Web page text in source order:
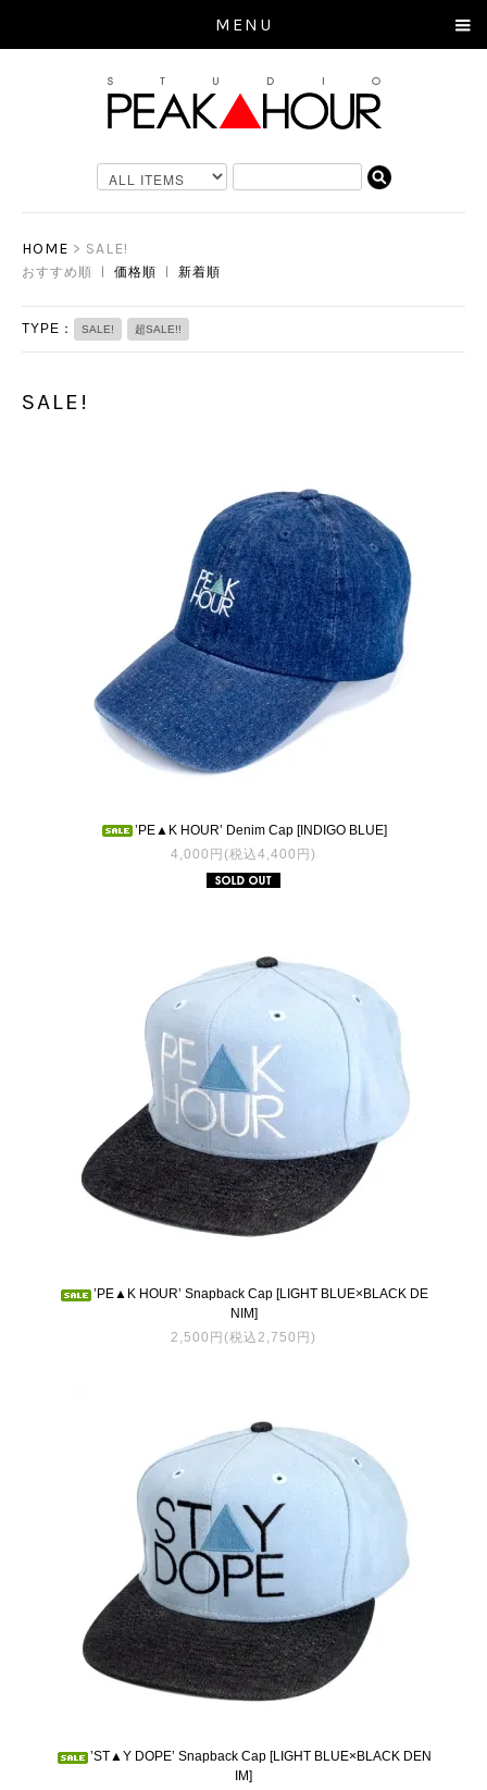
MENU
HOME > SALE!
おすすめ順 | 価格順 新着順
TYPE： SALE! 超SALE!!
SALE!
’PE▲K HOUR’ Denim Cap [INDIGO BLUE]
4,000円(税込4,400円)
’PE▲K HOUR’ Snapback Cap [LIGHT BLUE×BLACK DE
NIM]
2,500円(税込2,750円)
’ST▲Y DOPE’ Snapback Cap [LIGHT BLUE×BLACK DEN
IM]